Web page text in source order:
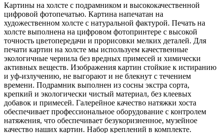
Картины на холсте с подрамником и высококачественной
цифровой фотопечатью. Картина напечатан на
художественном холсте с натуральной фактурой. Печать на
холсте выполнена на цифровом фотопринтере с высокой
точность цветопередачи и прорисовки мелких деталей. Для
печати картин на холсте мы используем качественные
экологичные чернила без вредных примесей и химически
активных веществ. Изображения картин стойкие к истиранию
и уф-излучению, не выгорают и не блекнут с течением
времени. Подрамник выполнен из сосны экстра сорта,
крепкий и экологически чистый материал, без клеевых
добавок и примесей. Галерейное качество натяжки хоста
обеспечивает профессиональное оборудование с контролем
натяжения, что обеспечивает безукоризненное, музейное
качество наших картин. Набор креплений в комплекте.